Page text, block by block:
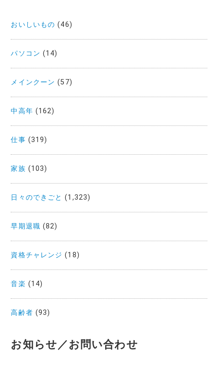
おいしいもの (46)
パソコン (14)
メインクーン (57)
中高年 (162)
仕事 (319)
家族 (103)
日々のできごと (1,323)
早期退職 (82)
資格チャレンジ (18)
音楽 (14)
高齢者 (93)
お知らせ／お問い合わせ